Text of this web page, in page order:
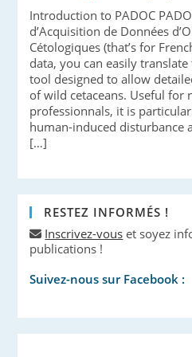
Introduction to PADOC
d’Acquisition de Données
Cétologiques (that’s for
data, you can easily
tool designed to allow
of wild cetaceans. Useful for
professionnals, it is
human-induced disturbance
[…]
RESTEZ INFORMÉS !
Inscrivez-vous et soyez
publications !
Suivez-nous sur Facebook :